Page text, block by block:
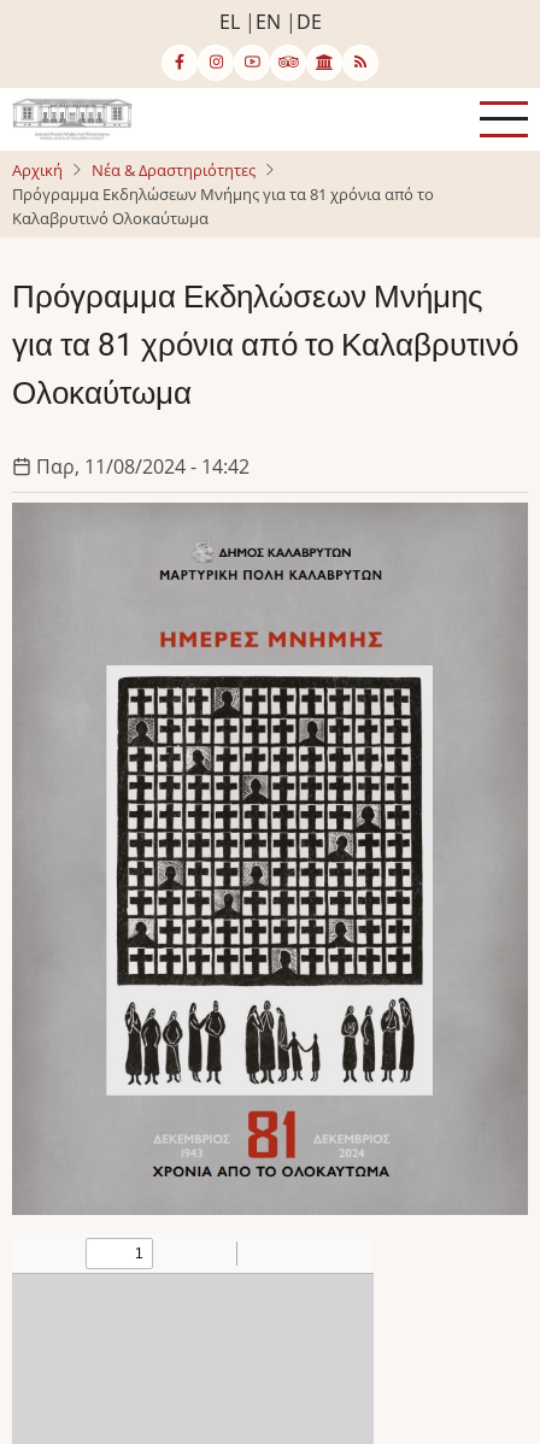
κυρίως
περιεχόμενο
EL EN DE
Αρχική
Νέα & Δραστηριότητες
Πρόγραμμα Εκδηλώσεων Μνήμης για τα 81 χρόνια από το
Καλαβρυτινό Ολοκαύτωμα
Πρόγραμμα Εκδηλώσεων Μνήμης
για τα 81 χρόνια από το Καλαβρυτινό
Ολοκαύτωμα
Παρ, 11/08/2024 - 14:42